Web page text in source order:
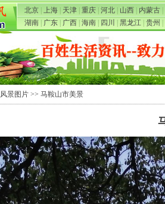
北京 上海 天津 重庆 河北 山西 内蒙古
湖南
广东 广西 海南 四川 黑龙江 贵州
风景图片 >> 马鞍山市美景